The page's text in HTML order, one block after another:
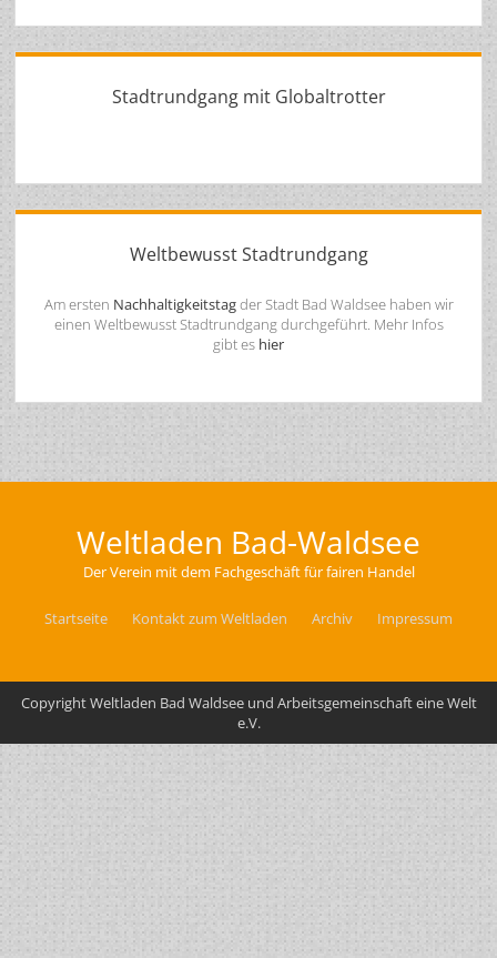
Stadtrundgang mit Globaltrotter
Weltbewusst Stadtrundgang
Am ersten Nachhaltigkeitstagder Stadt Bad Waldsee haben wir
einen Weltbewusst Stadtrundgang durchgeführt. Mehr Infos
gibt es hier
Weltladen Bad-Waldsee
Der Verein mit dem Fachgeschäft für fairen Handel
Startseite Kontakt zum Weltladen Archiv Impressum
Copyright Weltladen Bad Waldsee und Arbeitsgemeinschaft eine Welt
e.V.